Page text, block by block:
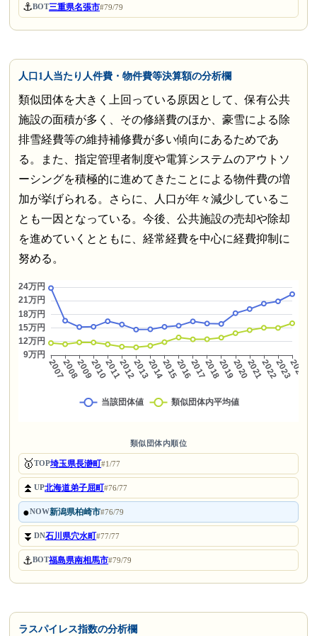
⚓BOT三重県名張市#79/79
人口1人当たり人件費・物件費等決算額の分析欄
類似団体を大きく上回っている原因として、保有公共
施設の面積が多く、その修繕費のほか、豪雪による除
排雪経費等の維持補修費が多い傾向にあるためであ
る。また、指定管理者制度や電算システムのアウトソ
ーシングを積極的に進めてきたことによる物件費の増
加が挙げられる。さらに、人口が年々減少しているこ
とも一因となっている。今後、公共施設の売却や除却
を進めていくとともに、経常経費を中心に経費抑制に
努める。
類似団体内順位
🥇TOP埼玉県長瀞町#1/77
⏫UP北海道弟子屈町#76/77
●NOW新潟県柏崎市#76/79
⏬DN石川県穴水町#77/77
⚓BOT福島県南相馬市#79/79
ラスパイレス指数の分析欄